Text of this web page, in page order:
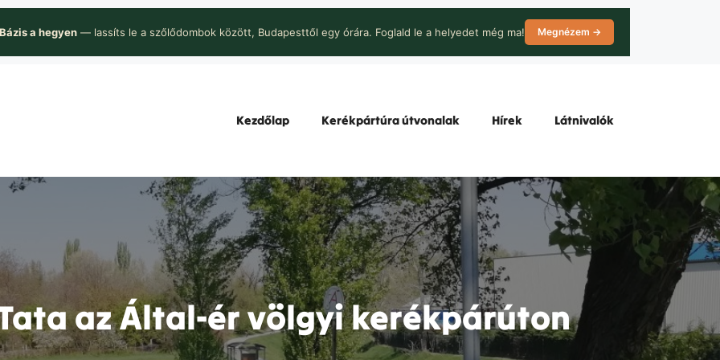
Bázis a hegyen — lassíts le a szőlődombok között, Budapesttől egy órára. Foglald le a helyedet még ma! Megnézem →
Kezdőlap Kerékpártúra útvonalak Hírek Látnivalók
az Által-ér völgyi kerékpárúton